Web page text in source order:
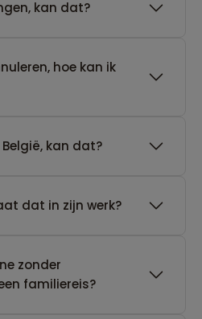
kan dat?
hoe kan ik
kan dat?
dat in zijn werk?
zonder
familiereis?